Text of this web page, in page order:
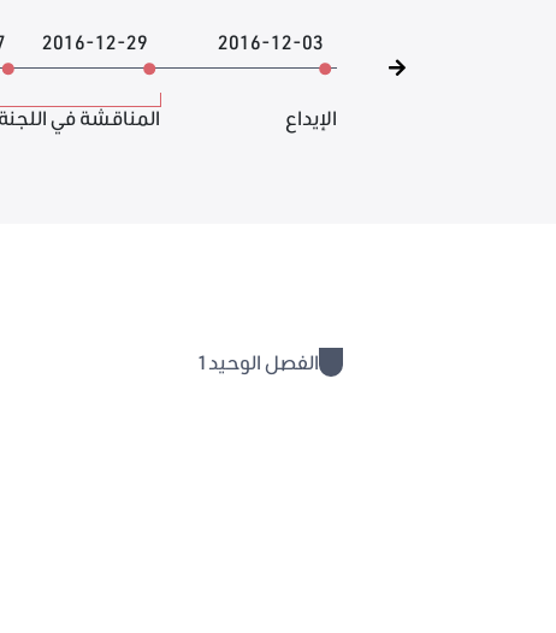
2016-12-03
الإيداع
2016-12-29
المناقشة في اللجنة
الفصل الوحيد1